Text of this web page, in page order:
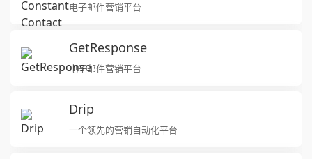
电子邮件营销平台
GetResponse
电子邮件营销平台
Drip
一个领先的营销自动化平台